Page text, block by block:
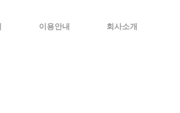
이용안내 회사소개